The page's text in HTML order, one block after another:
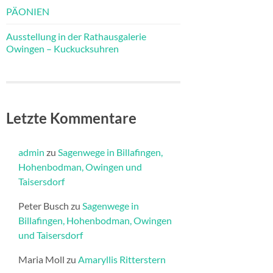
PÄONIEN
Ausstellung in der Rathausgalerie
Owingen – Kuckucksuhren
Letzte Kommentare
admin zu Sagenwege in Billafingen,
Hohenbodman, Owingen und
Taisersdorf
Peter Busch zu Sagenwege in
Billafingen, Hohenbodman, Owingen
und Taisersdorf
Maria Moll zu Amaryllis Ritterstern